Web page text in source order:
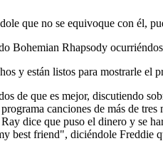
que no se equivoque con él,
Bohemian Rhapsody
y están listos para mostrarle el
de que es mejor, discutiendo
canciones de más de
que puso el dinero y se
best friend", diciéndole Freddie